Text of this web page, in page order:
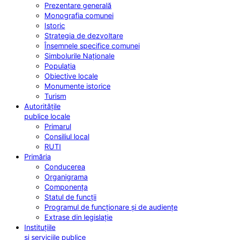
Prezentare generală
Monografia comunei
Istoric
Strategia de dezvoltare
Însemnele specifice comunei
Simbolurile Naționale
Populația
Obiective locale
Monumente istorice
Turism
Autoritățile
publice locale
Primarul
Consiliul local
RUTI
Primăria
Conducerea
Organigrama
Componența
Statul de funcții
Programul de funcționare și de audiențe
Extrase din legislație
Instituțiile
și serviciile publice